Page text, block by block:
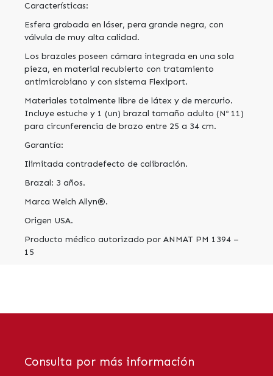
Características:
Esfera grabada en láser, pera grande negra, con
válvula de muy alta calidad.
Los brazales poseen cámara integrada en una sola
pieza, en material recubierto con tratamiento
antimicrobiano y con sistema Flexiport.
Materiales totalmente libre de látex y de mercurio.
Incluye estuche y 1 (un) brazal tamaño adulto (Nº 11)
para circunferencia de brazo entre 25 a 34 cm.
Garantía:
Ilimitada contradefecto de calibración.
Brazal: 3 años.
Marca Welch Allyn®.
Origen USA.
Producto médico autorizado por ANMAT PM 1394 –
15
Consulta por más información